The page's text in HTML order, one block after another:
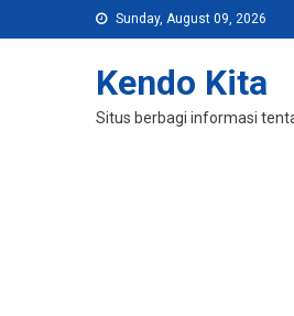
to
Sunday, August 09, 2026
Kendo Kita
Situs berbagi informasi